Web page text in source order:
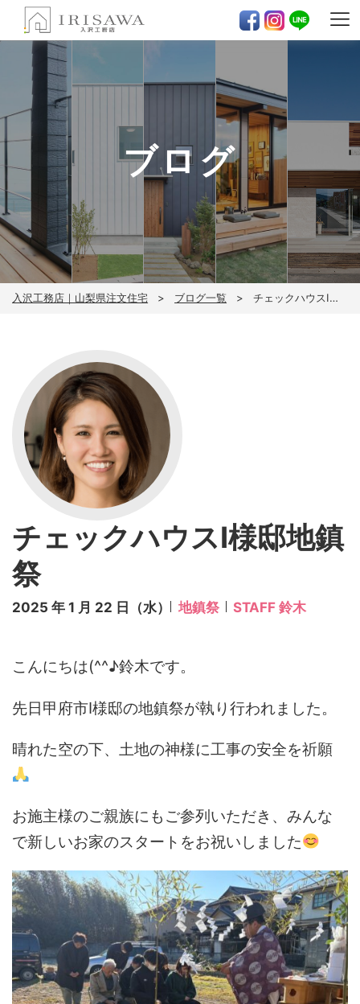
ブログ
入沢工務店｜山梨県注文住宅 ブログ一覧 チェックハウスI様邸地鎮祭
チェックハウスI様邸地鎮
祭
2025 年 1 月 22 日（水） 地鎮祭 STAFF 鈴木
こんにちは(^^♪鈴木です。
先日甲府市I様邸の地鎮祭が執り行われました。
晴れた空の下、土地の神様に工事の安全を祈願
お施主様のご親族にもご参列いただき、みんな
で新しいお家のスタートをお祝いしました